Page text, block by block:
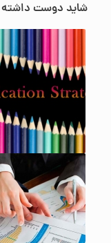
شاید دوست داشته